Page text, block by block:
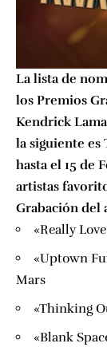
La lista de
los Premios
Kendrick
la siguiente es
hasta el 15 de
artistas
Grabación del
«Really
«Uptown
Mars
«Thinking
«Blank